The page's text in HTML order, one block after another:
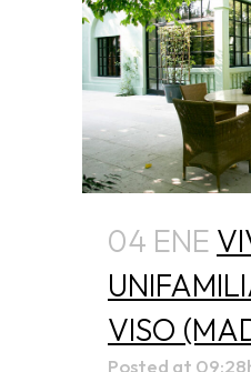
04 ENE
VISO
Posted at